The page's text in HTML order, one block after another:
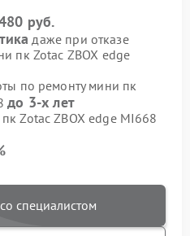
руб.
даже при отказе
пк Zotac ZBOX edge
по ремонту мини пк
до 3-х лет
Zotac ZBOX edge MI668
специалистом